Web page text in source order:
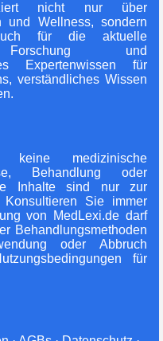
nicht nur über
und Wellness, sondern
für die aktuelle
Forschung und
Expertenwissen für
verständliches Wissen
keine medizinische
Behandlung oder
Inhalte sind nur zur
Konsultieren Sie immer
von MedLexi.de darf
Behandlungsmethoden
oder Abbruch
für